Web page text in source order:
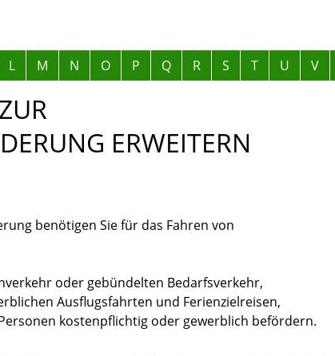
L M N O P Q R S T U V
ERWEITERN
benötigen Sie für das Fahren von
oder gebündelten Bedarfsverkehr,
Ausflugsfahrten und Ferienzielreisen,
kostenpflichtig oder gewerblich befördern.